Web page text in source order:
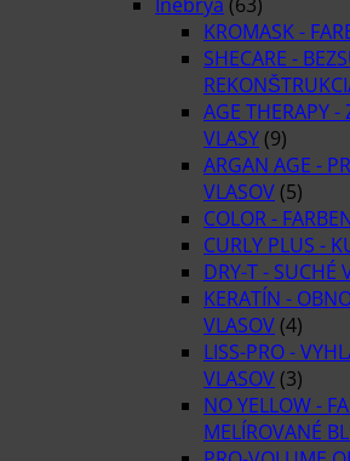
KROMASK -
SHECARE -
AGE THERAPY -
VLASY (9)
ARGAN AGE -
VLASOV (5)
COLOR -
CURLY PLUS -
DRY-T - SUCHÉ
KERATÍN -
VLASOV (4)
LISS-PRO -
VLASOV (3)
NO YELLOW -
MELÍROVANÉ